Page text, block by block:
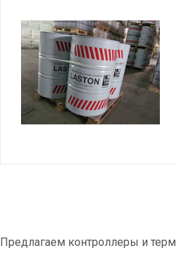
Предлагаем контроллеры и